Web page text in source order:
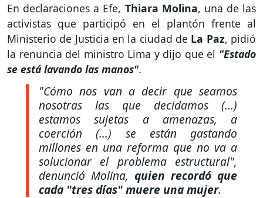
En declaraciones a Efe, Thiara Molina, una de las
activistas que participó en el plantón frente al
Ministerio de Justicia en la ciudad de La Paz, pidió
la renuncia del ministro Lima y dijo que el "Estado
se está lavando las manos".
"Cómo nos van a decir que seamos
nosotras las que decidamos (...)
estamos sujetas a amenazas, a
coerción (...) se están gastando
millones en una reforma que no va a
solucionar el problema estructural",
denunció Molina, quien recordó que
cada "tres días"muere una mujer.